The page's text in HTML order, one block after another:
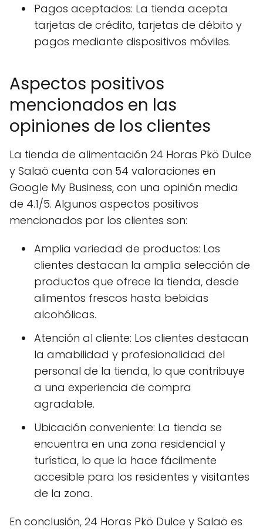
Pagos aceptados: La tienda acepta
tarjetas de crédito, tarjetas de débito y
pagos mediante dispositivos móviles.
Aspectos positivos
mencionados en las
opiniones de los clientes
La tienda de alimentación 24 Horas Pkö Dulce
y Salaö cuenta con 54 valoraciones en
Google My Business, con una opinión media
de 4.1/5. Algunos aspectos positivos
mencionados por los clientes son:
Amplia variedad de productos: Los
clientes destacan la amplia selección de
productos que ofrece la tienda, desde
alimentos frescos hasta bebidas
alcohólicas.
Atención al cliente: Los clientes destacan
la amabilidad y profesionalidad del
personal de la tienda, lo que contribuye
a una experiencia de compra
agradable.
Ubicación conveniente: La tienda se
encuentra en una zona residencial y
turística, lo que la hace fácilmente
accesible para los residentes y visitantes
de la zona.
En conclusión, 24 Horas Pkö Dulce y Salaö es